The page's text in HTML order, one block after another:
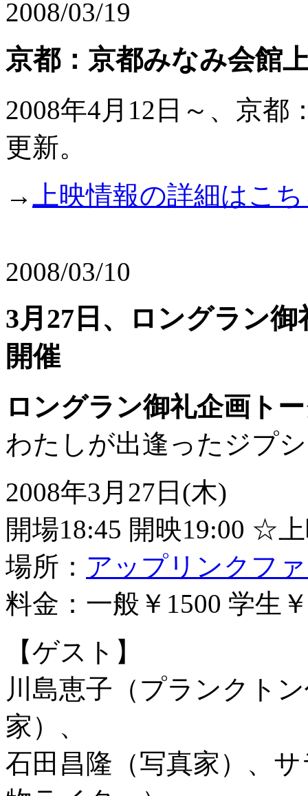
2008/03/19
京都：京都みなみ会館
2008年4月12日～、京都
更新。
→
上映情報の詳細はこ
2008/03/10
3月27日、ロングラン
開催
ロングラン御礼企画ト
わたしが出逢ったジプ
2008年3月27日(木)
開場18:45 開映19:00 ☆
場所： アップリンクフ
料金：一般￥1500 学生
【ゲスト】
川島恵子（プランクト
家）、
石田昌隆（写真家）、